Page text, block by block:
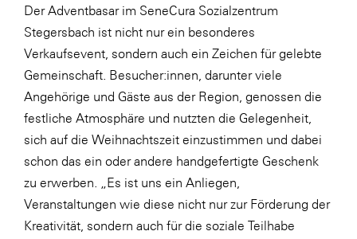
SPIEGLTEC
STIHL Tirol
Trend Micro
TAG GmbH
VALETTA
Verband Druck Medien Österreich
Wirtschaftskammer Salzburg
WKS Fachgruppe Fahrzeughandel und
Fahrzeugtechnik
Der Adventbasar im SeneCura Sozialzentrum
Stegersbach ist nicht nur ein besonderes
Verkaufsevent, sondern auch ein Zeichen für gelebte
Gemeinschaft. Besucher:innen, darunter viele
Angehörige und Gäste aus der Region, genossen die
festliche Atmosphäre und nutzten die Gelegenheit,
sich auf die Weihnachtszeit einzustimmen und dabei
schon das ein oder andere handgefertigte Geschenk
zu erwerben. „Es ist uns ein Anliegen,
Veranstaltungen wie diese nicht nur zur Förderung der
Kreativität, sondern auch für die soziale Teilhabe